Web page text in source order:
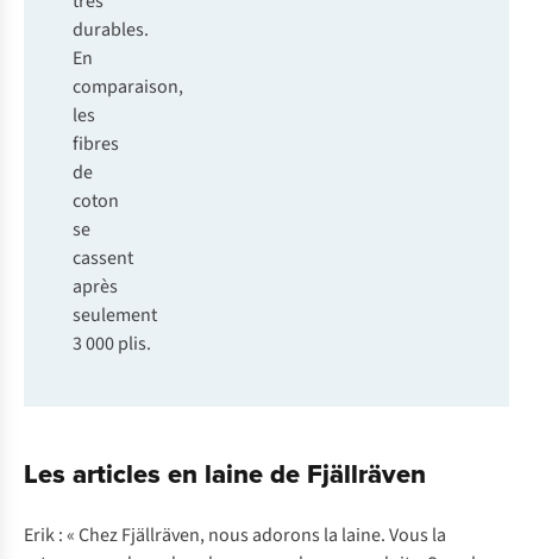
durables.
En
comparaison,
les
fibres
de
coton
se
cassent
après
seulement
3 000 plis.
Les articles en laine de Fjällräven
Erik : « Chez Fjällräven, nous adorons la laine. Vous la